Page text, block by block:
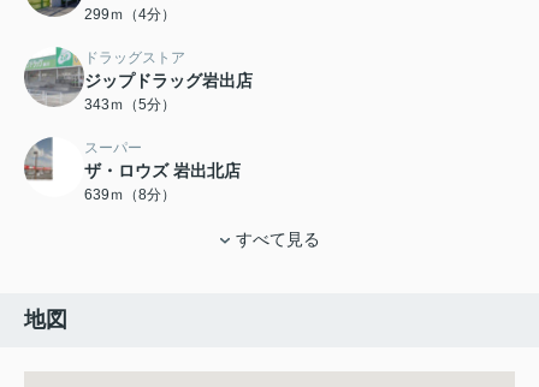
299ｍ（4分）
ドラッグストア
ジップドラッグ岩出店
343ｍ（5分）
スーパー
ザ・ロウズ 岩出北店
639ｍ（8分）
すべて見る
地図